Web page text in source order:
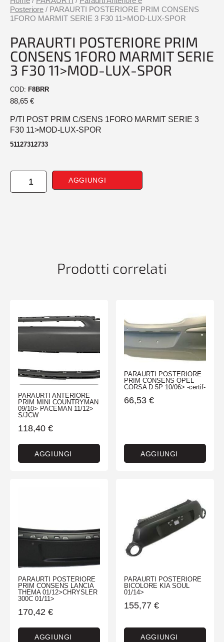
Posteriore / PARAURTI POSTERIORE PRIM CONSENS
1FORO MARMIT SERIE 3 F30 11>MOD-LUX-SPOR
PARAURTI POSTERIORE PRIM
CONSENS 1FORO MARMIT SERIE
3 F30 11>MOD-LUX-SPOR
COD: F8BRR
88,65 €
P/TI POST PRIM C/SENS 1FORO MARMIT SERIE 3
F30 11>MOD-LUX-SPOR
51127312733
PARAURTI
POSTERIORE
AGGIUNGI
Prodotti correlati
PARAURTI ANTERIORE
PRIM MINI COUNTRYMAN
09/10> PACEMAN 11/12>
S/JCW
118,40 €
AGGIUNGI
PARAURTI POSTERIORE
PRIM CONSENS OPEL
CORSA D 5P 10/06> -certif-
66,53 €
AGGIUNGI
PARAURTI POSTERIORE
PRIM CONSENS LANCIA
THEMA 01/12>CHRYSLER
300C 01/11>
170,42 €
AGGIUNGI
PARAURTI POSTERIORE
BICOLORE KIA SOUL
01/14>
155,77 €
AGGIUNGI